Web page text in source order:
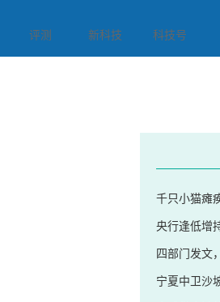
评测 新科技 科技号
千只小猫瘫
央行逢低增
四部门发文
宁夏中卫沙